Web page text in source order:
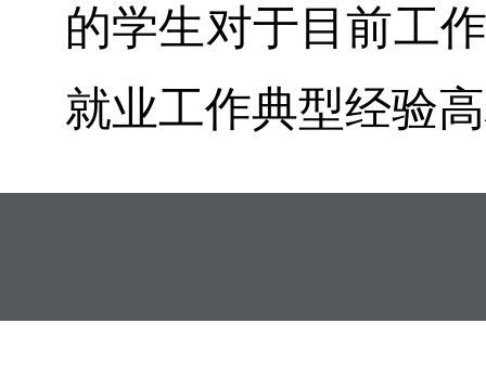
的学生对于目前工
就业工作典型经验